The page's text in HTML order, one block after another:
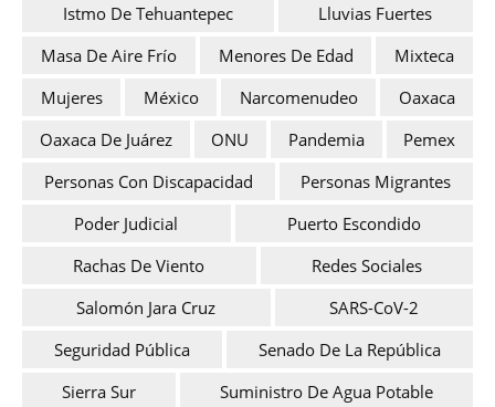
Istmo De Tehuantepec
Lluvias Fuertes
Masa De Aire Frío
Menores De Edad
Mixteca
Mujeres
México Narcomenudeo
Oaxaca
Oaxaca De Juárez
ONU Pandemia
Pemex
Personas Con Discapacidad
Personas Migrantes
Poder Judicial
Puerto Escondido
Rachas De Viento
Redes Sociales
Salomón Jara Cruz
SARS-CoV-2
Seguridad Pública
Senado De La República
Sierra Sur
Suministro De Agua Potable